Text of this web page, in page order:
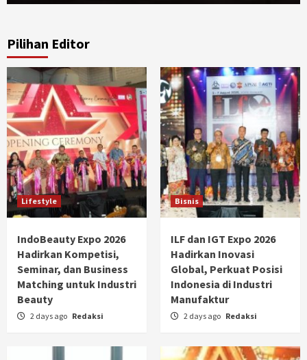
Pilihan Editor
Lifestyle
IndoBeauty Expo 2026
Hadirkan Kompetisi,
Seminar, dan Business
Matching untuk Industri
Beauty
2 days ago Redaksi
Bisnis
ILF dan IGT Expo 2026
Hadirkan Inovasi
Global, Perkuat Posisi
Indonesia di Industri
Manufaktur
2 days ago Redaksi